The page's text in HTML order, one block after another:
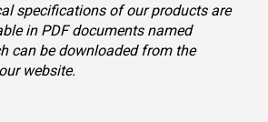
specifications of our products are
in PDF documents named
can be downloaded from the
website.